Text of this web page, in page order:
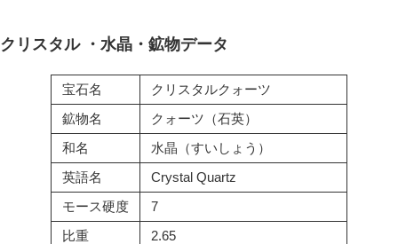
クリスタル ・水晶・鉱物データ
宝石名
クリスタルクォーツ
鉱物名
クォーツ（石英）
和名
水晶（すいしょう）
英語名
Crystal Quartz
モース硬度
7
比重
2.65